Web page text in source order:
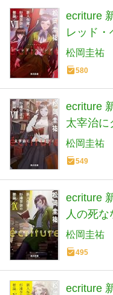
ecriture
レッド・
松岡圭祐
580
ecriture
太宰治に
松岡圭祐
549
ecriture
人の死
松岡圭祐
495
ecriture